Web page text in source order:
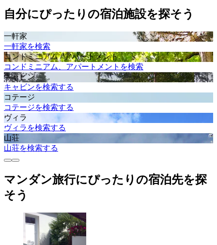
自分にぴったりの宿泊施設を探そう
一軒家
一軒家を検索
コンドミニアム / アパートメント
コンドミニアム、アパートメントを検索
キャビン
キャビンを検索する
コテージ
コテージを検索する
ヴィラ
ヴィラを検索する
山荘
山荘を検索する
マンダン旅行にぴったりの宿泊先を探
そう